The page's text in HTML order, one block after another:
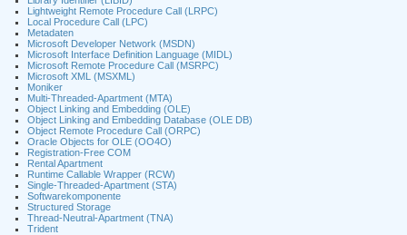
Lightweight Remote Procedure Call (LRPC)
Local Procedure Call (LPC)
Metadaten
Microsoft Developer Network (MSDN)
Microsoft Interface Definition Language (MIDL)
Microsoft Remote Procedure Call (MSRPC)
Microsoft XML (MSXML)
Moniker
Multi-Threaded-Apartment (MTA)
Object Linking and Embedding (OLE)
Object Linking and Embedding Database (OLE DB)
Object Remote Procedure Call (ORPC)
Oracle Objects for OLE (OO4O)
Registration-Free COM
Rental Apartment
Runtime Callable Wrapper (RCW)
Single-Threaded-Apartment (STA)
Softwarekomponente
Structured Storage
Thread-Neutral-Apartment (TNA)
Trident